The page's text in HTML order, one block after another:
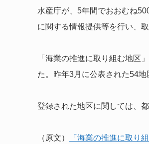
水産庁が、5年間でおおむね
に関する情報提供等を行い、
「海業の推進に取り組む地区
た。昨年3月に公表された54地
登録された地区に関しては、
（原文） 「海業の推進に取り